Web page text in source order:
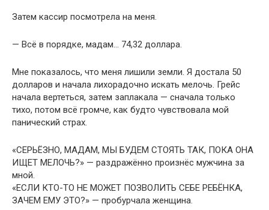
Затем кассир посмотрела на меня.
— Всё в порядке, мадам… 74,32 доллара.
Мне показалось, что меня лишили земли. Я достала 50
долларов и начала лихорадочно искать мелочь. Грейс
начала вертеться, затем заплакала — сначала только
тихо, потом всё громче, как будто чувствовала мой
панический страх.
«СЕРЬЁЗНО, МАДАМ, МЫ БУДЕМ СТОЯТЬ ТАК, ПОКА ОНА
ИЩЕТ МЕЛОЧЬ?» — раздражённо произнёс мужчина за
мной.
«ЕСЛИ КТО-ТО НЕ МОЖЕТ ПОЗВОЛИТЬ СЕБЕ РЕБЁНКА,
ЗАЧЕМ ЕМУ ЭТО?» — пробурчала женщина.